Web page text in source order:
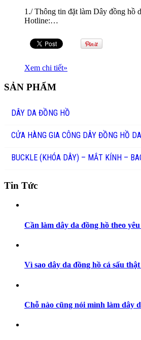
1./ Thông tin đặt làm Dây đồng hồ
Hotline:…
Xem chi tiết»
SẢN PHẨM
DÂY DA ĐỒNG HỒ
CỬA HÀNG GIA CÔNG DÂY ĐỒNG HỒ
BUCKLE (KHÓA DÂY) – MẮT KÍNH –
Tin Tức
Cần làm dây da đồng hồ theo
Vì sao dây da đồng hồ cá sấu
Chỗ nào cũng nói mình làm dây